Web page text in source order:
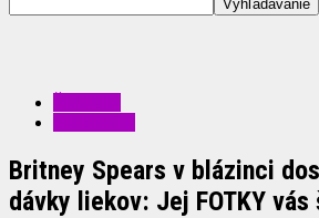
Britney Spears v blázinci
dávky liekov: Jej FOTKY vás